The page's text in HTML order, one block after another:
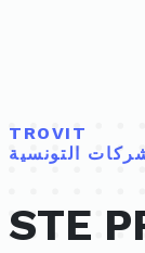
TROVIT
التونسية
STE